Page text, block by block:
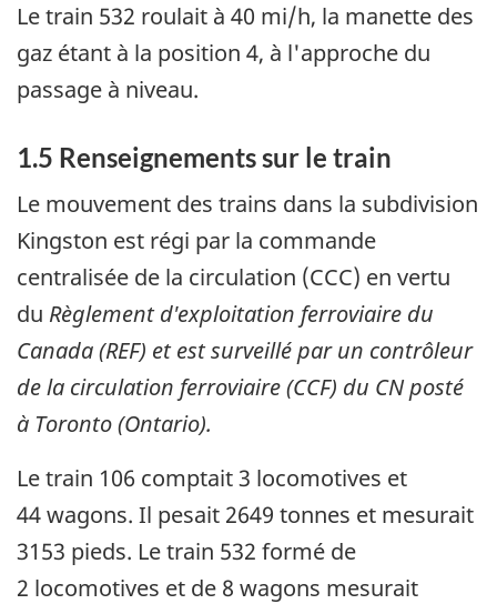
Le train 532 roulait à 40 mi/h, la manette des
gaz étant à la position 4, à l'approche du
passage à niveau.
1.5 Renseignements sur le train
Le mouvement des trains dans la subdivision
Kingston est régi par la commande
centralisée de la circulation (CCC) en vertu
du Règlement d'exploitation ferroviaire du
Canada (REF) et est surveillé par un contrôleur
de la circulation ferroviaire (CCF) du CN posté
à Toronto (Ontario).
Le train 106 comptait 3 locomotives et
44 wagons. Il pesait 2649 tonnes et mesurait
3153 pieds. Le train 532 formé de
2 locomotives et de 8 wagons mesurait